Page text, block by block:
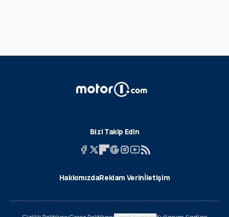
Bizi Takip Edin
HakkımızdaReklam Verinİletişim